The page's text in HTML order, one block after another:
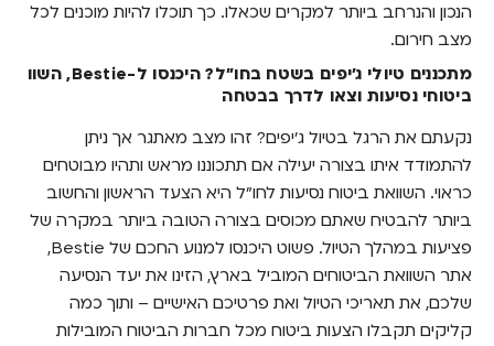
הנכון והנרחב ביותר למקרים שכאלו. כך תוכלו להיות מוכנים לכל
מצב חירום.
מתכננים טיולי ג'יפים בשטח בחו"ל? היכנסו ל-Bestie, השוו
ביטוחי נסיעות וצאו לדרך בבטחה
נקעתם את הרגל בטיול ג'יפים? זהו מצב מאתגר אך ניתן
להתמודד איתו בצורה יעילה אם תתכוננו מראש ותהיו מבוטחים
כראוי. השוואת ביטוח נסיעות לחו"ל היא הצעד הראשון והחשוב
ביותר להבטיח שאתם מכוסים בצורה הטובה ביותר במקרה של
פציעות במהלך הטיול. פשוט היכנסו למנוע החכם של Bestie,
אתר השוואת הביטוחים המוביל בארץ, הזינו את יעד הנסיעה
שלכם, את תאריכי הטיול ואת פרטיכם האישיים – ותוך כמה
קליקים תקבלו הצעות ביטוח מכל חברות הביטוח המובילות